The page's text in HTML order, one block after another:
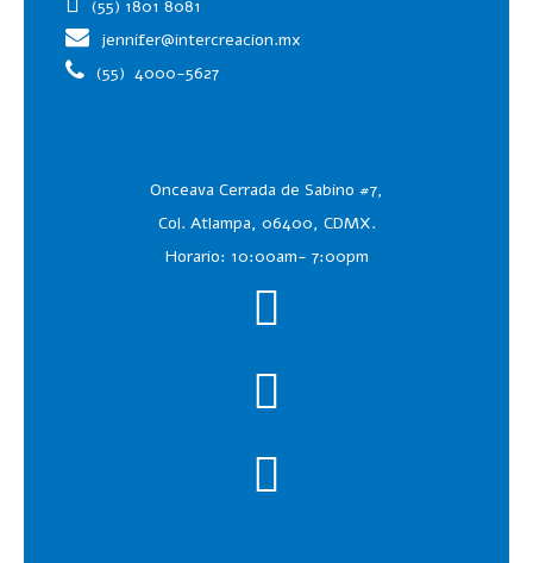
(55) 1801 8081
jennifer@intercreacion.mx
(55) 4000-5627
Onceava Cerrada de Sabino #7,
Col. Atlampa, 06400, CDMX.
Horario: 10:00am- 7:00pm